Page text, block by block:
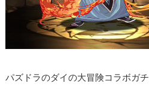
パズドラのダイの大冒険コラボガ